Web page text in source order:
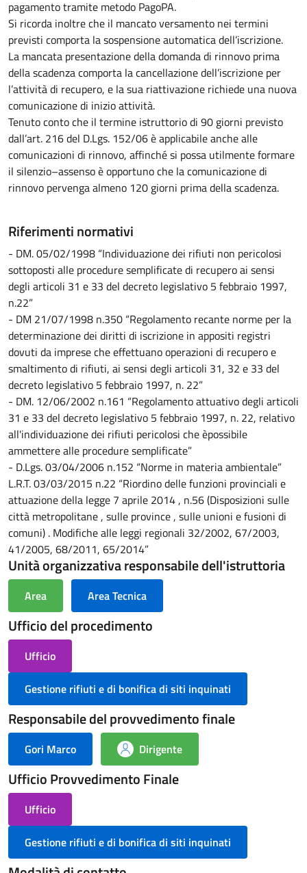
pagamento tramite metodo PagoPA.
Si ricorda inoltre che il mancato versamento nei termini
previsti comporta la sospensione automatica dell’iscrizione.
La mancata presentazione della domanda di rinnovo prima
della scadenza comporta la cancellazione dell’iscrizione per
l’attività di recupero, e la sua riattivazione richiede una nuova
comunicazione di inizio attività.
Tenuto conto che il termine istruttorio di 90 giorni previsto
dall’art. 216 del D.Lgs. 152/06 è applicabile anche alle
comunicazioni di rinnovo, affinché si possa utilmente formare
il silenzio–assenso è opportuno che la comunicazione di
rinnovo pervenga almeno 120 giorni prima della scadenza.
Riferimenti normativi
- DM. 05/02/1998 “Individuazione dei rifiuti non pericolosi
sottoposti alle procedure semplificate di recupero ai sensi
degli articoli 31 e 33 del decreto legislativo 5 febbraio 1997,
n.22”
- DM 21/07/1998 n.350 “Regolamento recante norme per la
determinazione dei diritti di iscrizione in appositi registri
dovuti da imprese che effettuano operazioni di recupero e
smaltimento di rifiuti, ai sensi degli articoli 31, 32 e 33 del
decreto legislativo 5 febbraio 1997, n. 22”
- DM. 12/06/2002 n.161 “Regolamento attuativo degli articoli
31 e 33 del decreto legislativo 5 febbraio 1997, n. 22, relativo
all'individuazione dei rifiuti pericolosi che èpossibile
ammettere alle procedure semplificate”
- D.Lgs. 03/04/2006 n.152 “Norme in materia ambientale”
L.R.T. 03/03/2015 n.22 “Riordino delle funzioni provinciali e
attuazione della legge 7 aprile 2014 , n.56 (Disposizioni sulle
città metropolitane , sulle province , sulle unioni e fusioni di
comuni) . Modifiche alle leggi regionali 32/2002, 67/2003,
41/2005, 68/2011, 65/2014”
Unità organizzativa responsabile dell'istruttoria
Area Area Tecnica
Ufficio del procedimento
Ufficio
Gestione rifiuti e di bonifica di siti inquinati
Responsabile del provvedimento finale
Gori Marco Dirigente
Ufficio Provvedimento Finale
Ufficio
Gestione rifiuti e di bonifica di siti inquinati